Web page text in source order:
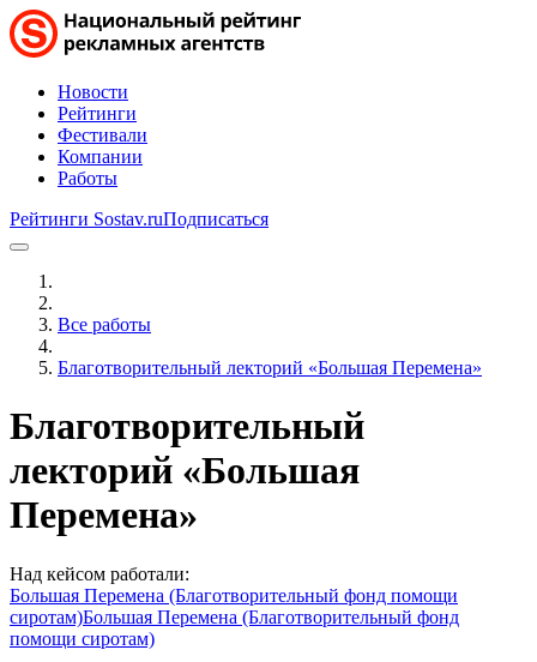
Новости
Рейтинги
Фестивали
Компании
Работы
Рейтинги Sostav.ruПодписаться
Все работы
Благотворительный лекторий «Большая Перемена»
Благотворительный
лекторий «Большая
Перемена»
Над кейсом работали:
Большая Перемена (Благотворительный фонд помощи
сиротам)Большая Перемена (Благотворительный фонд
помощи сиротам)